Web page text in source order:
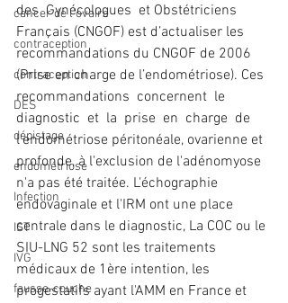
cancer de l'ovaire
contraception
contraception
DES
dépistage
endométriose
Infection
IST
IVG
fausse-couche
des  Gynécologues  et Obstétriciens
Français (CNGOF) est d’actualiser les
recommandations du CNGOF de 2006
(Prise en charge de l’endométriose). Ces
recommandations  concernent  le
diagnostic  et  la  prise  en  charge  de
l'endométriose péritonéale, ovarienne et
profonde, à l'exclusion de l'adénomyose
n'a pas été traitée. L'échographie
endovaginale et l'IRM ont une place
centrale dans le diagnostic, La COC ou le
SIU-LNG 52 sont les traitements
médicaux de 1ère intention, les
progestatifs ayant l'AMM en France et